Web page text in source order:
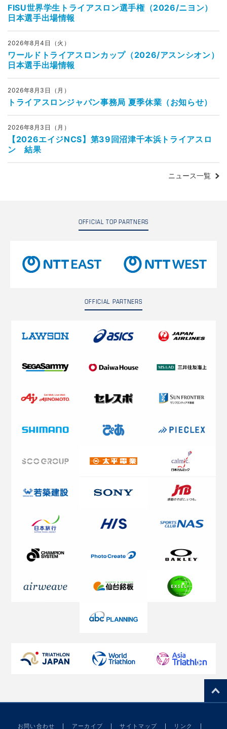
FISU世界学生トライアスロン選手権（2026/ニヨン）
日本選手出場情報
2026年8月4日（火）
ワールドトライアスロンカップ（2026/アスンシオン）
日本選手出場情報
2026年8月3日（月）
トライアスロンジャパン事務局 夏季休業（お知らせ）
2026年8月3日（月）
【2026エイジNCS】第39回沼津千本浜トライアスロ
ン 結果
ニュース一覧
OFFICIAL TOP PARTNERS
OFFICIAL PARTNERS
お問い合わせ アーカイブ サイトマップ リンク